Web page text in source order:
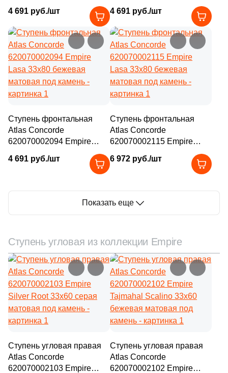
Silver Root 33x80 серая
матовая под камень
4 691 руб./шт
Tajmahal 33x80 бежевая
матовая под камень
4 691 руб./шт
Ступень фронтальная
Atlas Concorde
620070002094 Empire
матовая под камень
4 691 руб./шт
Ступень фронтальная
Atlas Concorde
620070002115 Empire
матовая под камень
6 972 руб./шт
Показать еще
Ступень угловая из коллекции Empire
Ступень угловая правая
Atlas Concorde
620070002103 Empire
Ступень угловая правая
Atlas Concorde
620070002102 Empire